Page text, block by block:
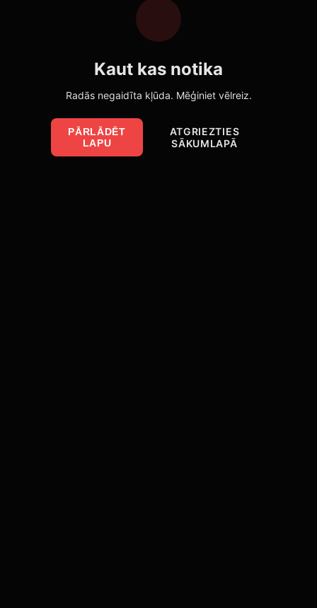
Kaut kas notika
Radās negaidīta kļūda. Mēģiniet vēlreiz.
PĀRLĀDĒT
LAPU
ATGRIEZTIES
SĀKUMLAPĀ